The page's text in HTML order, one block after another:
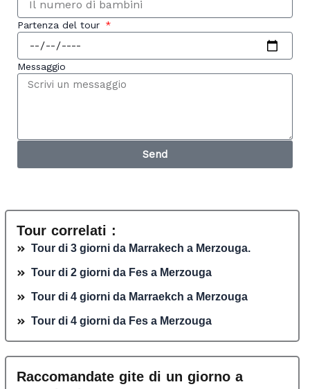
Partenza del tour
Messaggio
Send
Tour correlati :
Tour di 3 giorni da Marrakech a Merzouga.
Tour di 2 giorni da Fes a Merzouga
Tour di 4 giorni da Marraekch a Merzouga
Tour di 4 giorni da Fes a Merzouga
Raccomandate gite di un giorno a